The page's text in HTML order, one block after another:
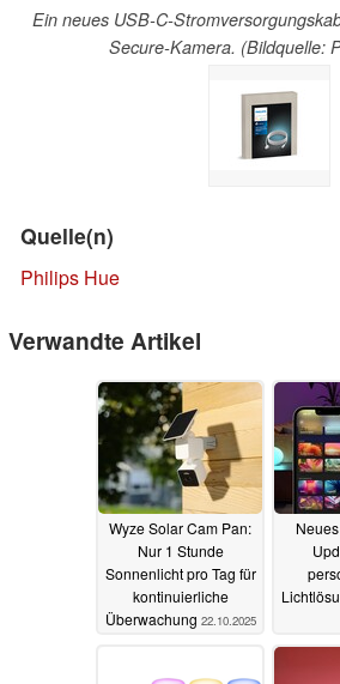
Ein neues USB-C-
Secure-Kamera. (Bildquelle:
Quelle(n)
Philips Hue
Verwandte Artikel
Wyze Solar Cam Pan:
Nur 1 Stunde
Sonnenlicht pro Tag für
kontinuierliche
Überwachung 22.10.2025